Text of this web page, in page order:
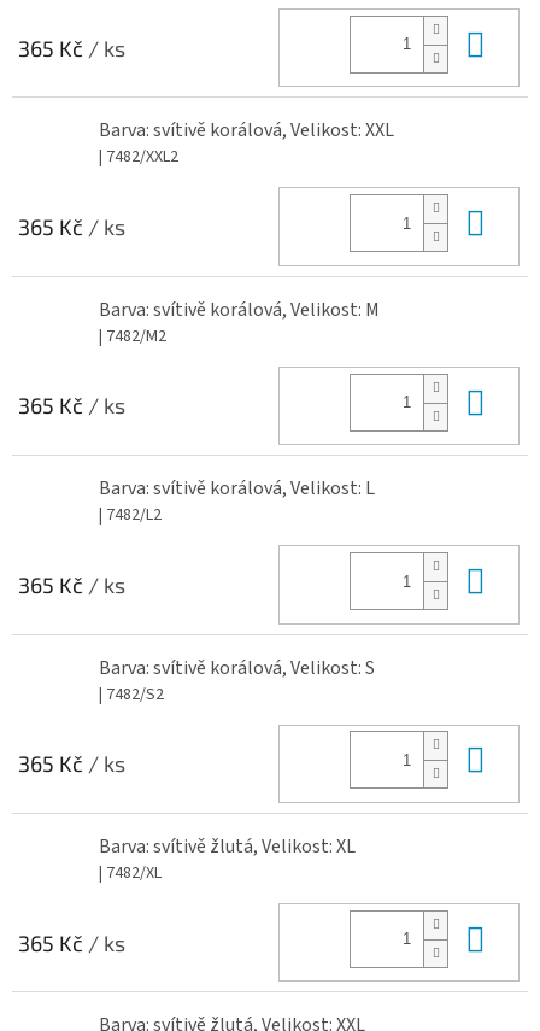
365 Kč / ks
Barva: svítivě korálová, Velikost: XXL
| 7482/XXL2
365 Kč / ks
Barva: svítivě korálová, Velikost: M
| 7482/M2
365 Kč / ks
Barva: svítivě korálová, Velikost: L
| 7482/L2
365 Kč / ks
Barva: svítivě korálová, Velikost: S
| 7482/S2
365 Kč / ks
Barva: svítivě žlutá, Velikost: XL
| 7482/XL
365 Kč / ks
Barva: svítivě žlutá, Velikost: XXL